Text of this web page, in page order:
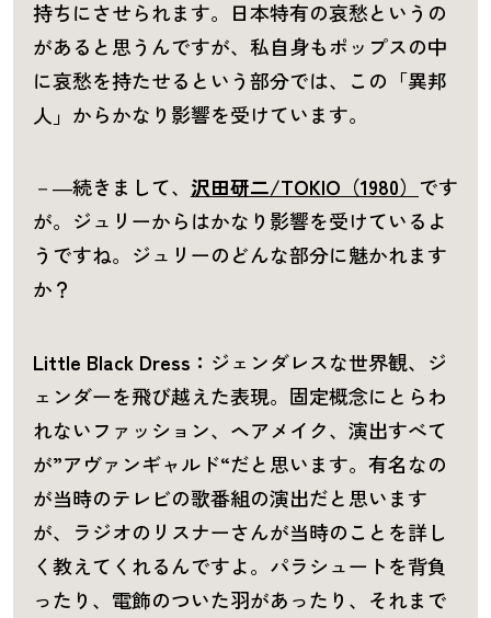
持ちにさせられます。日本特有の哀愁というの
があると思うんですが、私自身もポップスの中
に哀愁を持たせるという部分では、この「異邦
人」からかなり影響を受けています。
－―続きまして、 沢田研二/TOKIO（1980） です
が。ジュリーからはかなり影響を受けているよ
うですね。ジュリーのどんな部分に魅かれます
か？
Little Black Dress： ジェンダレスな世界観、ジ
ェンダーを飛び越えた表現。固定概念にとらわ
れないファッション、ヘアメイク、演出すべて
が”アヴァンギャルド“だと思います。有名なの
が当時のテレビの歌番組の演出だと思います
が、ラジオのリスナーさんが当時のことを詳し
く教えてくれるんですよ。パラシュートを背負
ったり、電飾のついた羽があったり、それまで